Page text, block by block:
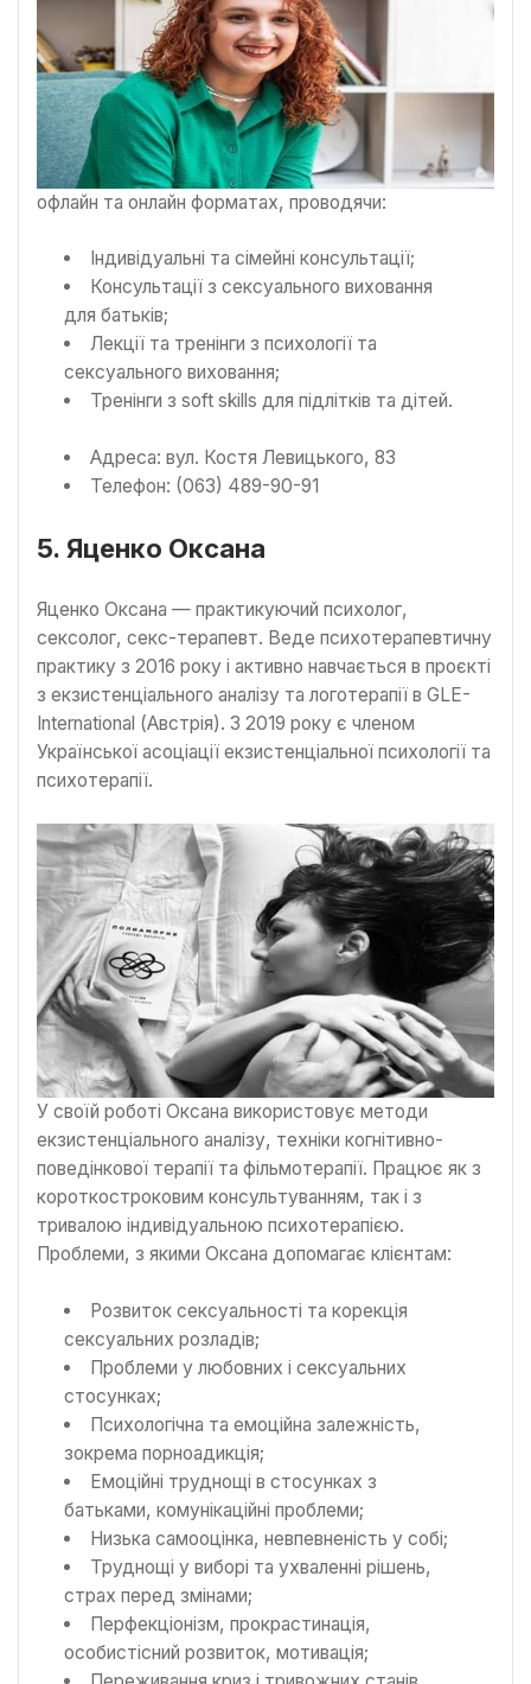
офлайн та онлайн форматах, проводячи:
Індивідуальні та сімейні консультації;
Консультації з сексуального виховання
для батьків;
Лекції та тренінги з психології та
сексуального виховання;
Тренінги з soft skills для підлітків та дітей.
Адреса: вул. Костя Левицького, 83
Телефон: (063) 489-90-91
5. Яценко Оксана
Яценко Оксана — практикуючий психолог,
сексолог, секс-терапевт. Веде психотерапевтичну
практику з 2016 року і активно навчається в проєкті
з екзистенціального аналізу та логотерапії в GLE-
International (Австрія). З 2019 року є членом
Української асоціації екзистенціальної психології та
психотерапії.
У своїй роботі Оксана використовує методи
екзистенціального аналізу, техніки когнітивно-
поведінкової терапії та фільмотерапії. Працює як з
короткостроковим консультуванням, так і з
тривалою індивідуальною психотерапією.
Проблеми, з якими Оксана допомагає клієнтам:
Розвиток сексуальності та корекція
сексуальних розладів;
Проблеми у любовних і сексуальних
стосунках;
Психологічна та емоційна залежність,
зокрема порноадикція;
Емоційні труднощі в стосунках з
батьками, комунікаційні проблеми;
Низька самооцінка, невпевненість у собі;
Труднощі у виборі та ухваленні рішень,
страх перед змінами;
Перфекціонізм, прокрастинація,
особистісний розвиток, мотивація;